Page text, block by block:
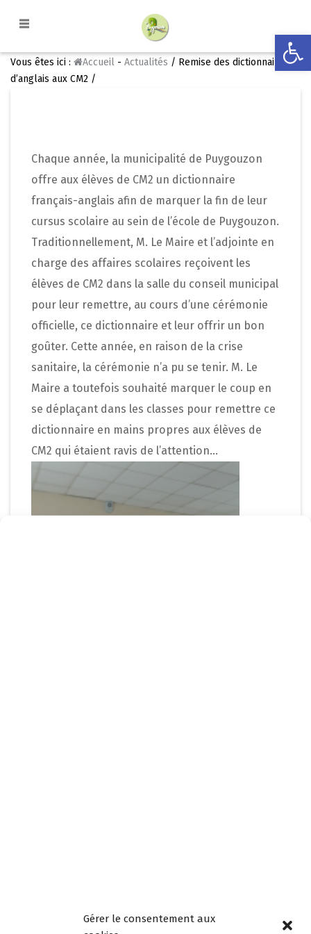
Ouvrir
Gérer le consentement aux
Vous êtes ici : Accueil - Actualités / Remise des dictionnaires
d’anglais aux CM2 /
Chaque année, la municipalité de Puygouzon
offre aux élèves de CM2 un dictionnaire
français-anglais afin de marquer la fin de leur
cursus scolaire au sein de l’école de Puygouzon.
Traditionnellement, M. Le Maire et l’adjointe en
charge des affaires scolaires reçoivent les
élèves de CM2 dans la salle du conseil municipal
pour leur remettre, au cours d’une cérémonie
officielle, ce dictionnaire et leur offrir un bon
goûter. Cette année, en raison de la crise
sanitaire, la cérémonie n’a pu se tenir. M. Le
Maire a toutefois souhaité marquer le coup en
se déplaçant dans les classes pour remettre ce
dictionnaire en mains propres aux élèves de
CM2 qui étaient ravis de l’attention…